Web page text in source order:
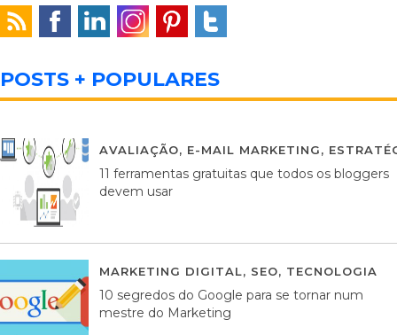
POSTS + POPULARES
AVALIAÇÃO, E-MAIL MARKETING,
11 ferramentas gratuitas que todos os bloggers
devem usar
MARKETING DIGITAL, SEO, TECNOLOGIA
10 segredos do Google para se tornar num
mestre do Marketing